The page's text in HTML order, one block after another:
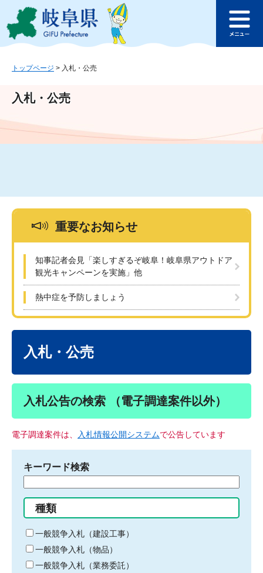
ジ
ュ
文
このページの本文へ
ュ
トップページ > 入札・公売
入札・公売
重要なお知らせ
知事記者会見「楽しすぎるぞ岐阜！岐阜県アウトドア
観光キャンペーンを実施」他
熱中症を予防しましょう
入札・公売
入札公告の検索 （電子調達案件以外）
電子調達案件は、 入札情報公開システムで公告しています
キーワード検索
る
キ
ー
ワ
ー
種類
一般競争入札（建設工事）
一般競争入札（物品）
一般競争入札（業務委託）